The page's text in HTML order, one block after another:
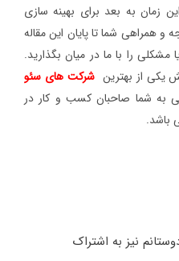
زمان به بعد برای بهینه سازی
و همراهی شما تا پایان این مقاله
مشکلی را با ما در میان بگذارید.
از بهترین شرکت های سئو
به شما صاحبان کسب و کار در
باشد.
نیز به اشتراک